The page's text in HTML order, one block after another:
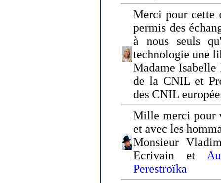
Merci pour cette
permis des
à nous seuls
technologie une
Madame Isabelle
de la CNIL et
des CNIL
Mille merci pour
et avec les
Monsieur
Ecrivain et
Perestroïka